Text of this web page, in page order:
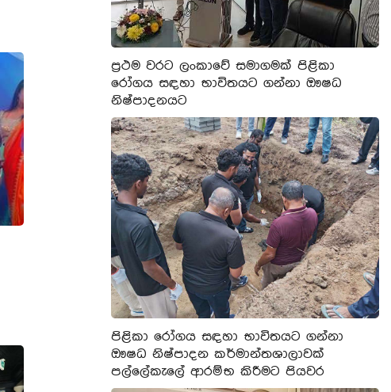
ප්‍රථම වරට ලංකාවේ සමාගමක් පිළිකා
රෝගය සඳහා භාවිතයට ගන්නා ඖෂධ
නිෂ්පාදනයට
පිළිකා රෝගය සඳහා භාවිතයට ගන්නා
ඖෂධ නිෂ්පාදන කර්මාන්තශාලාවක්
පල්ලේකැලේ ආරම්භ කිරීමට පියවර